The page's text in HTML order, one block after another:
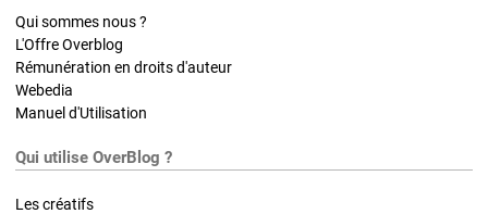
Qui sommes nous ?
L'Offre Overblog
Rémunération en droits d'auteur
Webedia
Manuel d'Utilisation
Qui utilise OverBlog ?
Les créatifs